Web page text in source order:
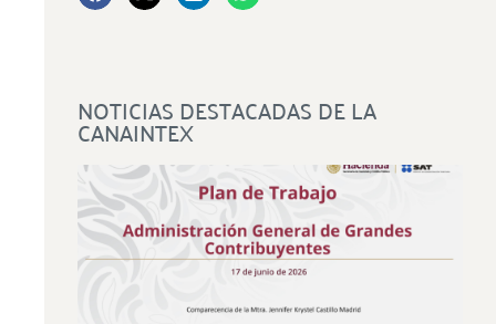
NOTICIAS DESTACADAS DE LA
CANAINTEX